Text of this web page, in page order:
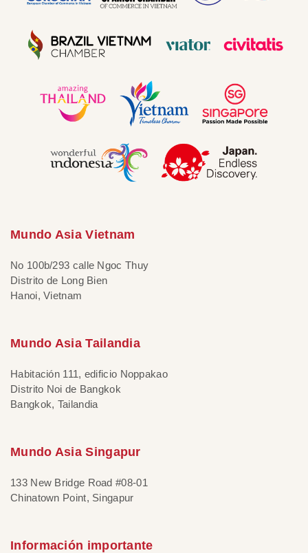
Mundo Asia Vietnam
No 100b/293 calle Ngoc Thuy
Distrito de Long Bien
Hanoi, Vietnam
Mundo Asia Tailandia
Habitación 111, edificio Noppakao
Distrito Noi de Bangkok
Bangkok, Tailandia
Mundo Asia Singapur
133 New Bridge Road #08-01
Chinatown Point, Singapur
Información importante